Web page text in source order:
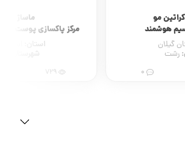
مو
هوشمند
گیلان
رشت
ماساژ
مرکز پاکسازی پوست
استان: